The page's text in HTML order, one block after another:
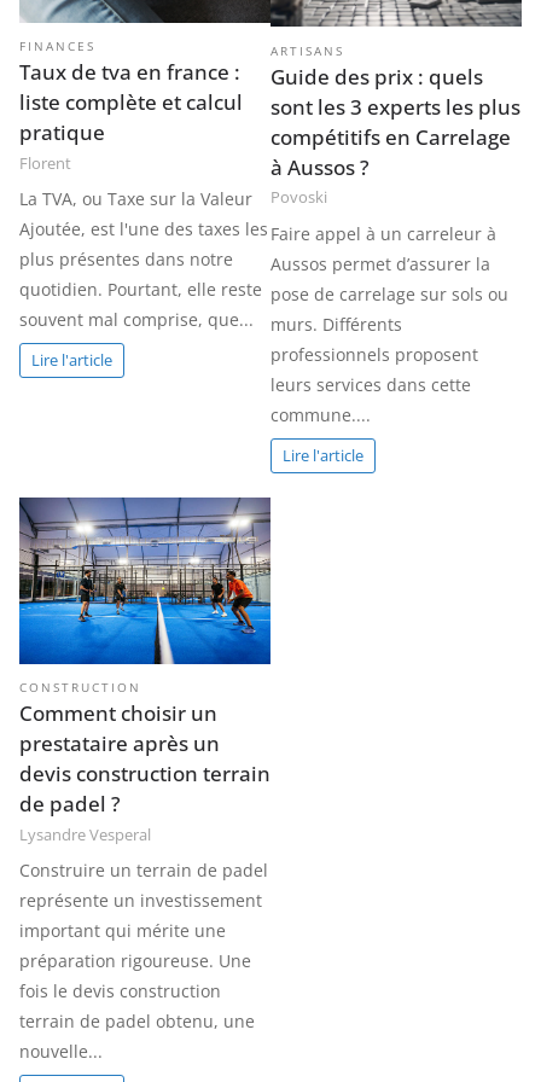
FINANCES
Taux de tva en france :
liste complète et calcul
pratique
Florent
La TVA, ou Taxe sur la Valeur
Ajoutée, est l'une des taxes les
plus présentes dans notre
quotidien. Pourtant, elle reste
souvent mal comprise, que...
Lire l'article
ARTISANS
Guide des prix : quels
sont les 3 experts les plus
compétitifs en Carrelage
à Aussos ?
Povoski
Faire appel à un carreleur à
Aussos permet d’assurer la
pose de carrelage sur sols ou
murs. Différents
professionnels proposent
leurs services dans cette
commune....
Lire l'article
CONSTRUCTION
Comment choisir un
prestataire après un
devis construction terrain
de padel ?
Lysandre Vesperal
Construire un terrain de padel
représente un investissement
important qui mérite une
préparation rigoureuse. Une
fois le devis construction
terrain de padel obtenu, une
nouvelle...